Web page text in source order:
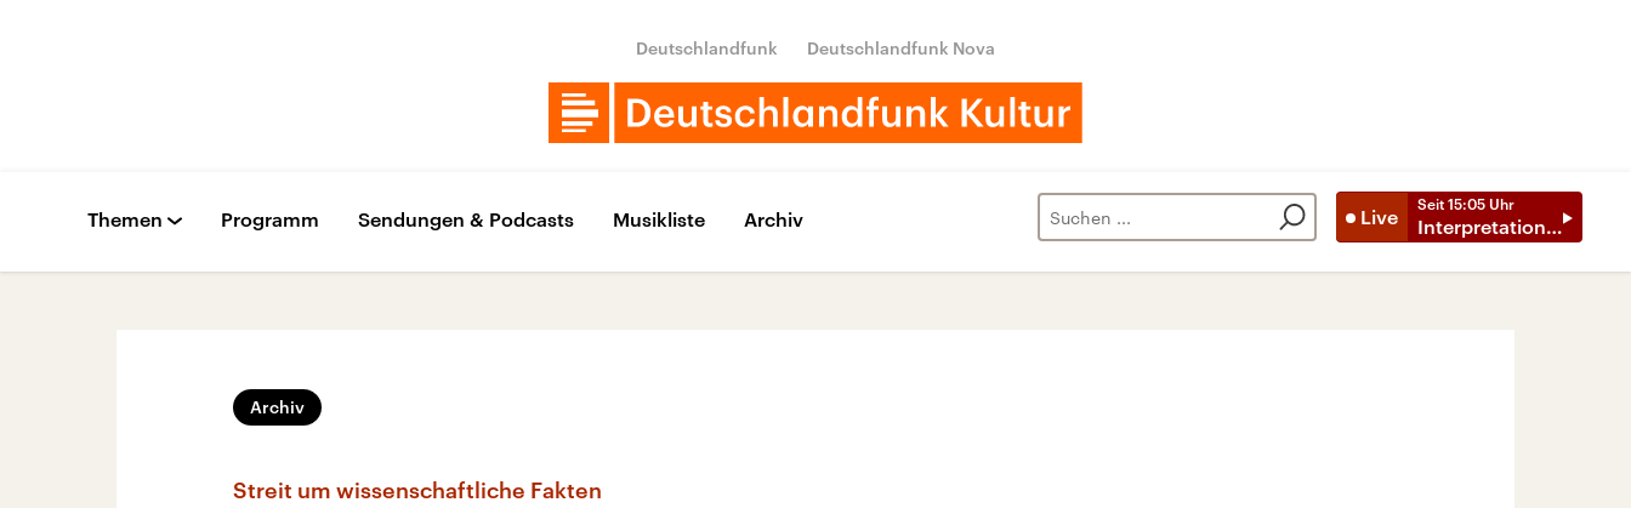
Deutschlandfunk Deutschlandfunk Nova
Live
Seit 15:05 Uhr
Interpretationen
Themen Programm Sendungen & Podcasts Musikliste Archiv
Archiv
Streit um wissenschaftliche Fakten